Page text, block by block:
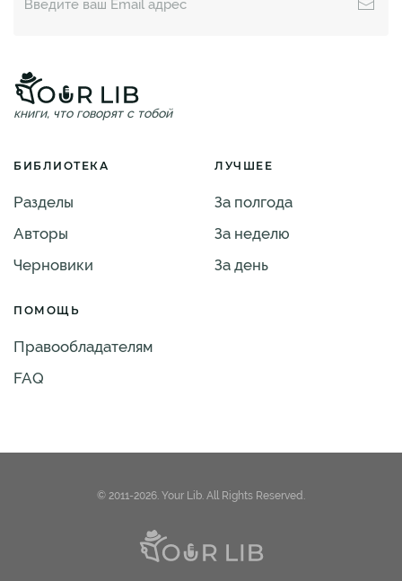
книги, что говорят с тобой
БИБЛИОТЕКА
Разделы
Авторы
Черновики
ЛУЧШЕЕ
За полгода
За неделю
За день
ПОМОЩЬ
Правообладателям
FAQ
© 2011-2026. Your Lib. All Rights Reserved.